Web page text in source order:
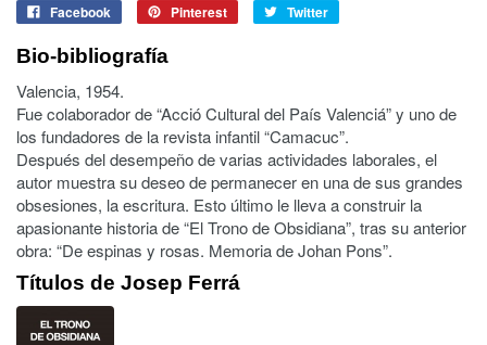
Facebook Pinterest Twitter
Bio-bibliografía
Valencia, 1954.
Fue colaborador de “Acció Cultural del País Valenciá” y uno de
los fundadores de la revista infantil “Camacuc”.
Después del desempeño de varias actividades laborales, el
autor muestra su deseo de permanecer en una de sus grandes
obsesiones, la escritura. Esto último le lleva a construir la
apasionante historia de “El Trono de Obsidiana”, tras su anterior
obra: “De espinas y rosas. Memoria de Johan Pons”.
Títulos de Josep Ferrá